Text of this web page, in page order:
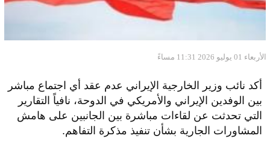
الأربعاء 01 يوليو 2026 11:31 مساءً
أكد نائب وزير الخارجية الإيراني عدم عقد أي اجتماع مباشر
بين الوفدين الإيراني والأمريكي في الدوحة، نافياً التقارير
التي تحدثت عن لقاءات مباشرة بين الجانبين على هامش
المشاورات الجارية بشأن تنفيذ مذكرة التفاهم.